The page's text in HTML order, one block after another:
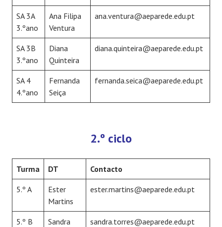
SA 3A
3.ºano
Ana Filipa
Ventura
ana.ventura@aeparede.edu.pt
SA 3B
3.ºano
Diana
Quinteira
diana.quinteira@aeparede.edu.pt
SA 4
4.ºano
Fernanda
Seiça
fernanda.seica@aeparede.edu.pt
2.º ciclo
Turma DT Contacto
5.º A
Ester
Martins
ester.martins@aeparede.edu.pt
5.º B
Sandra
sandra.torres@aeparede.edu.pt